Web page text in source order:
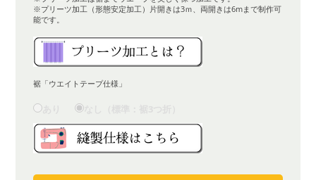
※プリーツ加工（形態安定加工）片開きは3ｍ、両開きは6mまで制作可
能です。
裾「ウエイトテープ仕様」